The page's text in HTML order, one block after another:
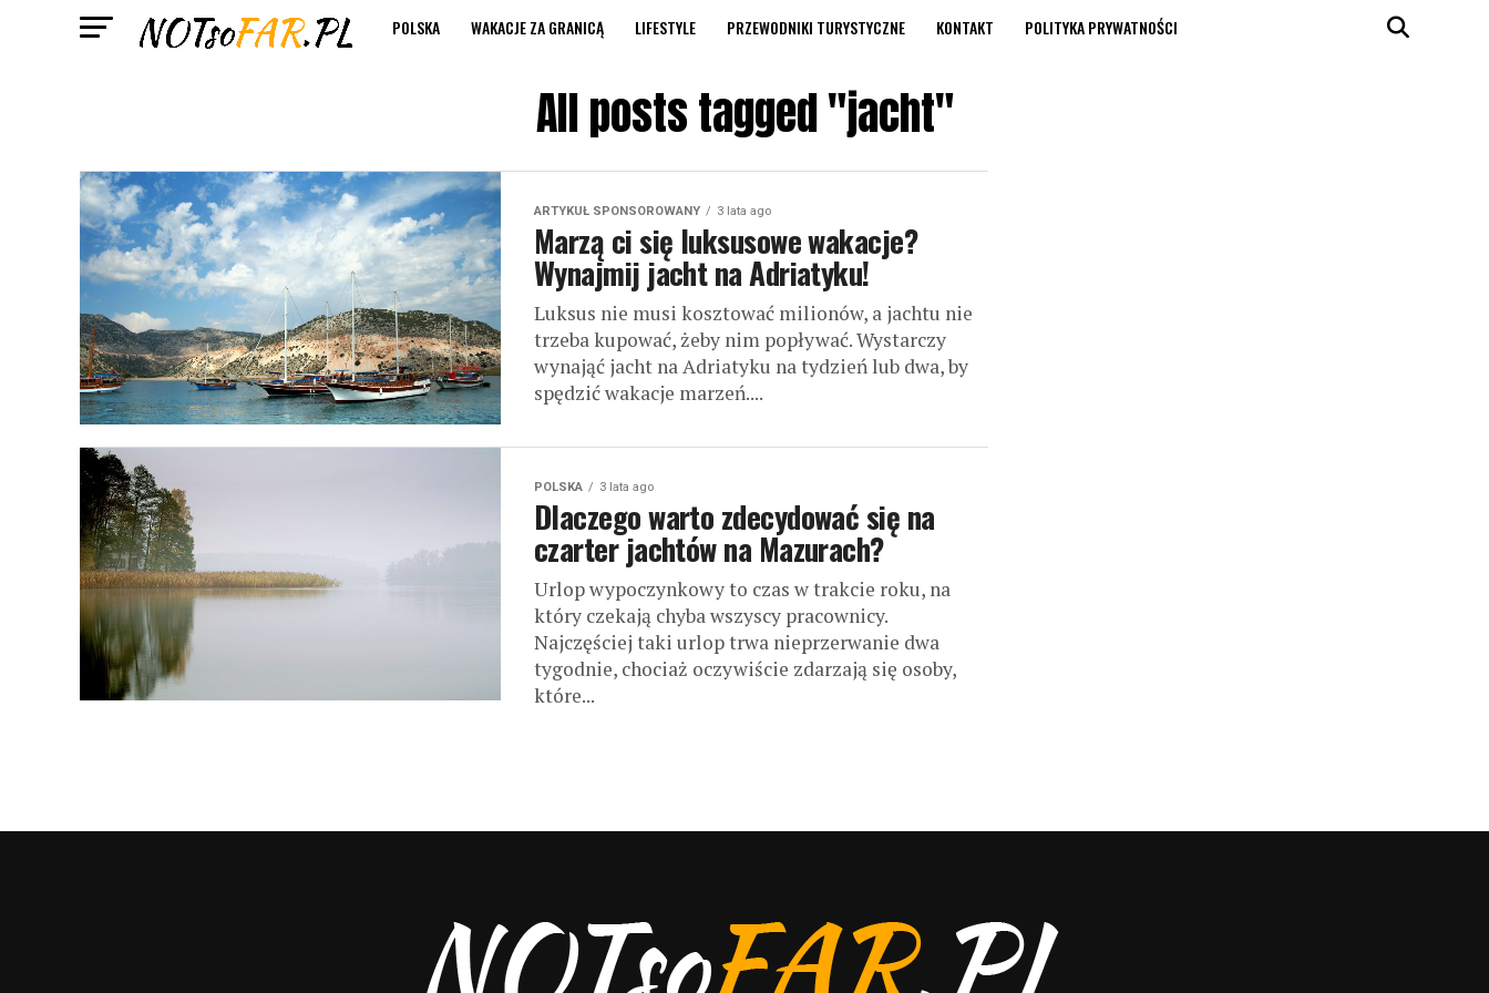
POLSKA WAKACJE ZA GRANICĄ LIFESTYLE PRZEWODNIKI TURYSTYCZNE KONTAKT POLITYKA PRYWATNOŚCI
All posts tagged "jacht"
ARTYKUŁ SPONSOROWANY 3 lata ago
Marzą ci się luksusowe wakacje?
Wynajmij jacht na Adriatyku!
Luksus nie musi kosztować milionów, a jachtu nie
trzeba kupować, żeby nim popływać. Wystarczy
wynająć jacht na Adriatyku na tydzień lub dwa, by
spędzić wakacje marzeń....
POLSKA 3 lata ago
Dlaczego warto zdecydować się na
czarter jachtów na Mazurach?
Urlop wypoczynkowy to czas w trakcie roku, na
który czekają chyba wszyscy pracownicy.
Najczęściej taki urlop trwa nieprzerwanie dwa
tygodnie, chociaż oczywiście zdarzają się osoby,
które...